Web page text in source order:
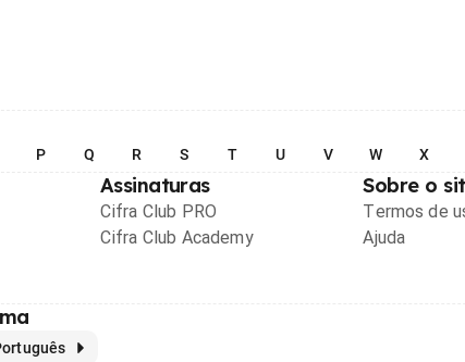
P Q R S T U V W X
Assinaturas
Cifra Club PRO
Cifra Club Academy
Sobre o
Termos de
Ajuda